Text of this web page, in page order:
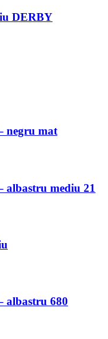
DERBY
negru mat
albastru mediu 21
albastru 680